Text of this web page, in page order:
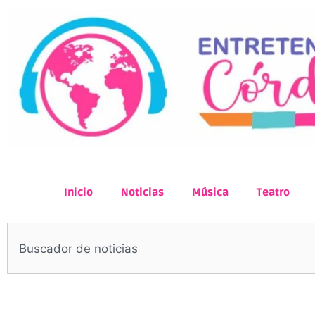
Inicio Noticias Música Teatro